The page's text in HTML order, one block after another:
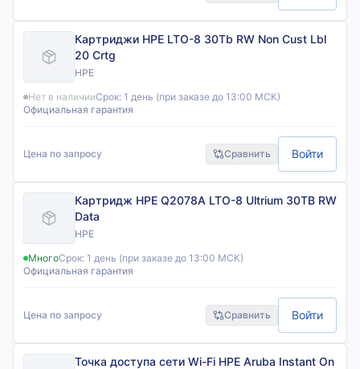
Картриджи HPE LTO-8 30Tb RW Non Cust Lbl
20 Crtg
HPE
Нет в наличииСрок: 1 день (при заказе до 13:00 МСК)
Официальная гарантия
Цена по запросу Сравнить Войти
Картридж HPE Q2078A LTO-8 Ultrium 30TB RW
Data
HPE
МногоСрок: 1 день (при заказе до 13:00 МСК)
Официальная гарантия
Цена по запросу Сравнить Войти
Точка доступа сети Wi-Fi HPE Aruba Instant On